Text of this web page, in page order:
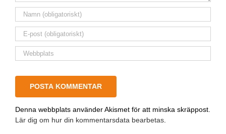
Denna webbplats använder Akismet för att minska skräppost.
Lär dig om hur din kommentarsdata bearbetas.